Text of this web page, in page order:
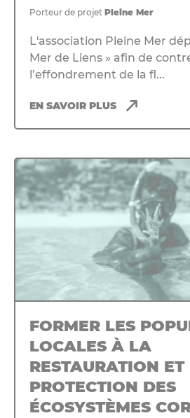
Porteur de projet Pleine Mer
L'association Pleine Mer
Mer de Liens » afin de
l’effondrement de la fl...
EN SAVOIR PLUS
FORMER LES
LOCALES À LA
RESTAURATION
PROTECTION DES
ÉCOSYSTÈMES